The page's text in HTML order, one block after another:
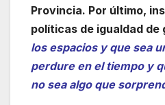
Provincia. Por último,
políticas de igualdad de
los espacios y que sea
perdure en el tiempo y
no sea algo que